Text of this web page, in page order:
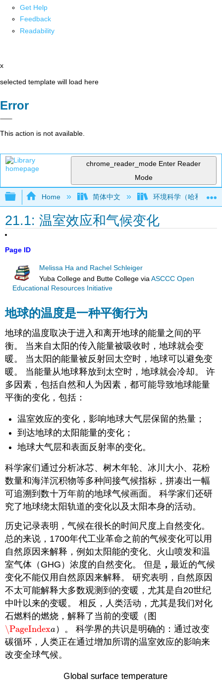
Get Help
Feedback
Readability
x
selected template will load here
Error
This action is not available.
chrome_reader_mode Enter Reader
Mode
Expand/collapse global hierarchy
Home 简体中文 环境科学（哈和施莱
21.1: 温室效应和气候变化
Page ID
Melissa Ha and Rachel Schleiger
Yuba College and Butte College viaASCCC Open
Educational Resources Initiative
地球的温度是一种平衡行为
地球的温度取决于进入和离开地球的能量之间的平
衡。 当来自太阳的传入能量被吸收时，地球就会变
暖。 当太阳的能量被反射回太空时，地球可以避免变
暖。 当能量从地球释放到太空时，地球就会冷却。 许
多因素，包括自然和人为因素，都可能导致地球能量
平衡的变化，包括：
温室效应的变化，影响地球大气层保留的热量；
到达地球的太阳能量的变化；
地球大气层和表面反射率的变化。
科学家们通过分析冰芯、树木年轮、冰川大小、花粉
数量和海洋沉积物等多种间接气候指标，拼凑出一幅
可追溯到数十万年前的地球气候画面。 科学家们还研
究了地球绕太阳轨道的变化以及太阳本身的活动。
历史记录表明，气候在很长的时间尺度上自然变化。
总的来说，1700年代工业革命之前的气候变化可以用
自然原因来解释，例如太阳能的变化、火山喷发和温
室气体（GHG）浓度的自然变化。 但是 ，最近的气候
变化不能仅用自然原因来解释。 研究表明，自然原因
不太可能解释大多数观测到的变暖，尤其是自20世纪
中叶以来的变暖。 相反，人类活动，尤其是我们对化
石燃料的燃烧，解释了当前的变暖（图
\PageIndexa
\PageIndexa）。 科学界的共识是明确的：通过改变
碳循环，人类正在通过增加所谓的温室效应的影响来
改变全球气候。